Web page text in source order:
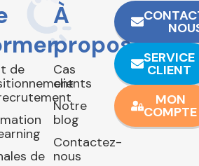
de
de
À
propos
Cas
clients
Notre
blog
Contactez-
nous
SERVICE
CLIENT
MON
COMPTE